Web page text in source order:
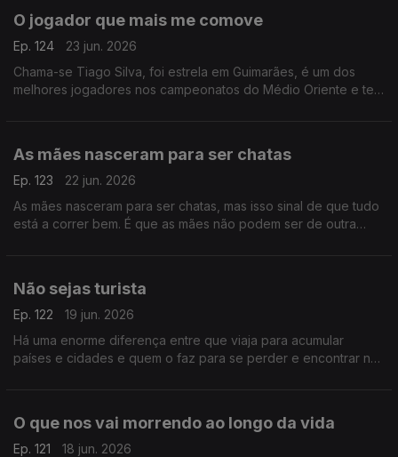
O jogador que mais me comove
Ep. 124
23 jun. 2026
Chama-se Tiago Silva, foi estrela em Guimarães, é um dos
melhores jogadores nos campeonatos do Médio Oriente e tem
As mães nasceram para ser chatas
Ep. 123
22 jun. 2026
As mães nasceram para ser chatas, mas isso sinal de que tudo
está a correr bem. É que as mães não podem ser de outra
Não sejas turista
Ep. 122
19 jun. 2026
Há uma enorme diferença entre que viaja para acumular
países e cidades e quem o faz para se perder e encontrar nos
O que nos vai morrendo ao longo da vida
Ep. 121
18 jun. 2026